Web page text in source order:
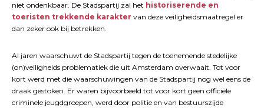
niet ondenkbaar. De Stadspartij zal het historiserende en
toeristen trekkende karakter van deze veiligheidsmaatregel er
dan zeker ook bij betrekken.
Al jaren waarschuwt de Stadspartij tegen de toenemende stedelijke
(on)veiligheids problematiek die uit Amsterdam overwaait. Tot voor
kort werd met die waarschuwingen van de Stadspartij nog wel eens de
draak gestoken. Er waren bijvoorbeeld tot voor kort geen officiële
criminele jeugdgroepen, werd door politie en van bestuurszijde